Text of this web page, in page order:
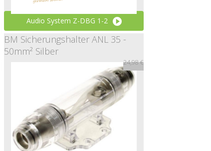
Audio System Z-DBG 1-2
29,00 €
BM Sicherungshalter ANL 35 -
50mm² Silber
24,98 €